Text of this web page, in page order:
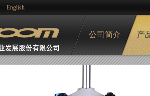
English
公司简介 产